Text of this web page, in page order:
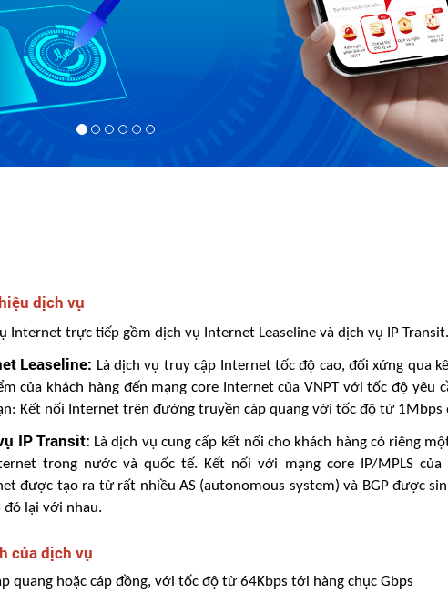
dịch vụ
Internet trực tiếp gồm dịch vụ Internet Leaseline và dịch vụ IP Transit.
Leaseline: Là dịch vụ truy cập Internet tốc độ cao, đối xứng qua
của khách hàng đến mạng core Internet của VNPT với tốc độ yêu
Kết nối Internet trên đường truyền cáp quang với tốc độ từ 1Mbps
IP Transit: Là dịch vụ cung cấp kết nối cho khách hàng có riêng
trong nước và quốc tế. Kết nối với mạng core IP/MPLS của
được tạo ra từ rất nhiều AS (autonomous system) và BGP được
đó lại với nhau.
của dịch vụ
hoặc cáp đồng, với tốc độ từ 64Kbps tới hàng chục Gbps